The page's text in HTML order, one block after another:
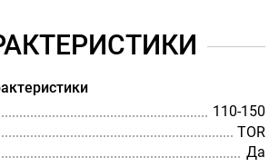
110-150
TOR
Да